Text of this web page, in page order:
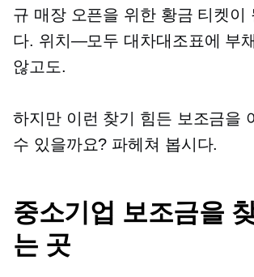
규 매장 오픈을 위한 황금 티켓이
다. 위치—모두 대차대조표에 부
않고도.
하지만 이런 찾기 힘든 보조금을
수 있을까요? 파헤쳐 봅시다.
중소기업 보조금을
는 곳